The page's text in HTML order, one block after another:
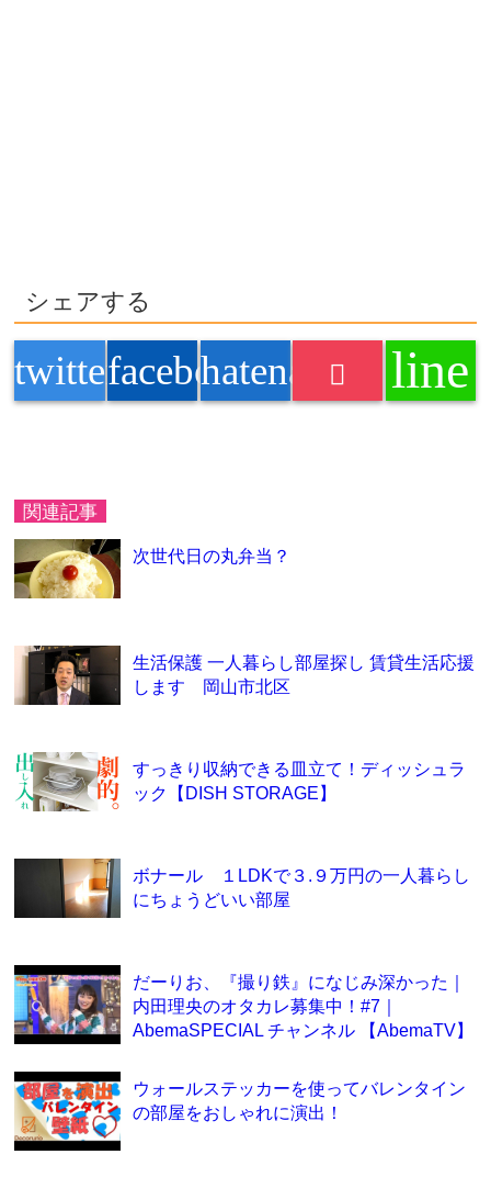
シェアする
twitterfacebookhatenabookmark
line
関連記事
次世代日の丸弁当？
生活保護 一人暮らし部屋探し 賃貸生活応援
します 岡山市北区
すっきり収納できる皿立て！ディッシュラ
ック【DISH STORAGE】
ボナール １LDKで３.９万円の一人暮らし
にちょうどいい部屋
だーりお、『撮り鉄』になじみ深かった｜
内田理央のオタカレ募集中！#7｜
AbemaSPECIAL チャンネル 【AbemaTV】
ウォールステッカーを使ってバレンタイン
の部屋をおしゃれに演出！